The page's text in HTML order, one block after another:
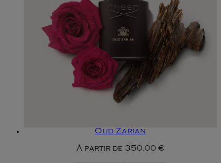
Oud Zarian
À partir de 350,00 €